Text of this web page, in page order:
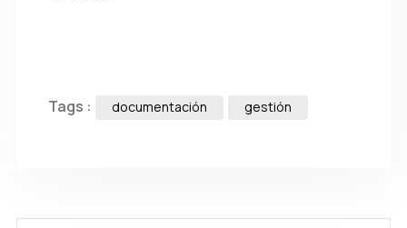
Tags : documentación gestión